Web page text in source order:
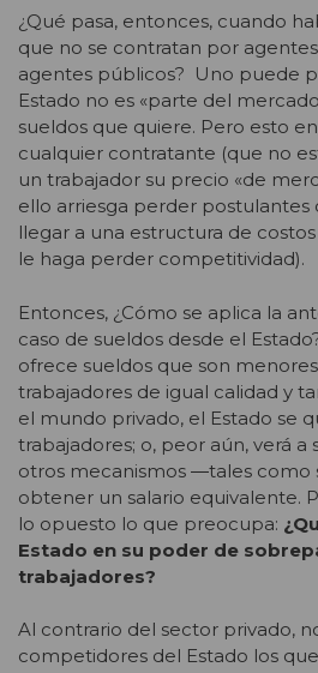
¿Qué pasa, entonces, cuando
que no se contratan por
agentes públicos? Uno puede
Estado no es «parte del
sueldos que quiere. Pero esto
cualquier contratante (que no
un trabajador su precio «de
ello arriesga perder postulantes
llegar a una estructura de
le haga perder competitividad).
Entonces, ¿Cómo se aplica la
caso de sueldos desde el
ofrece sueldos que son
trabajadores de igual calidad y
el mundo privado, el Estado se
trabajadores; o, peor aún, verá a
otros mecanismos ―tales como
obtener un salario equivalente.
lo opuesto lo que preocupa:
Estado en su poder de
trabajadores?
Al contrario del sector privado,
competidores del Estado los